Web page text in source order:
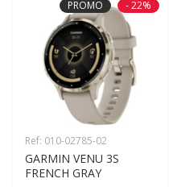
PROMO - 22%
Ref: 010-02785-02
GARMIN VENU 3S
FRENCH GRAY